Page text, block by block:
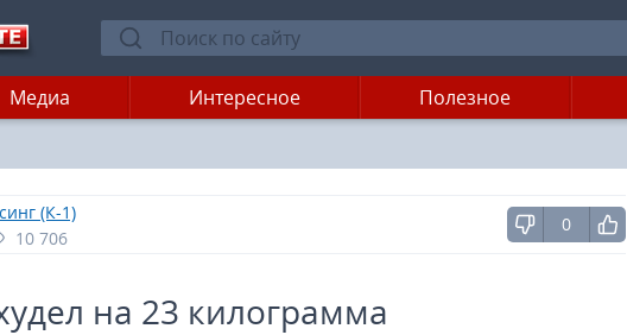
Медиа Интересное Полезное
(К-1)
10 706
0
на 23 килограмма